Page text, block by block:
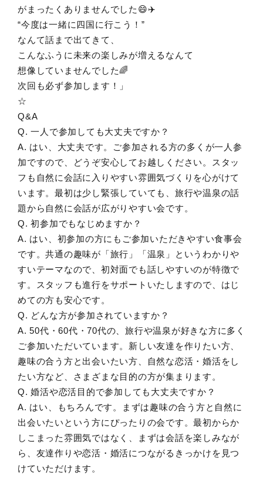
がまったくありませんでした😄✈️
“今度は一緒に四国に行こう！”
なんて話まで出てきて、
こんなふうに未来の楽しみが増えるなんて
想像していませんでした🌈
次回も必ず参加します！」
☆
Q&A
Q. 一人で参加しても大丈夫ですか？
A. はい、大丈夫です。ご参加される方の多くが一人参
加ですので、どうぞ安心してお越しください。スタッ
フも自然に会話に入りやすい雰囲気づくりを心がけて
います。最初は少し緊張していても、旅行や温泉の話
題から自然に会話が広がりやすい会です。
Q. 初参加でもなじめますか？
A. はい、初参加の方にもご参加いただきやすい食事会
です。共通の趣味が「旅行」「温泉」というわかりや
すいテーマなので、初対面でも話しやすいのが特徴で
す。スタッフも進行をサポートいたしますので、はじ
めての方も安心です。
Q. どんな方が参加されていますか？
A. 50代・60代・70代の、旅行や温泉が好きな方に多く
ご参加いただいています。新しい友達を作りたい方、
趣味の合う方と出会いたい方、自然な恋活・婚活をし
たい方など、さまざまな目的の方が集まります。
Q. 婚活や恋活目的で参加しても大丈夫ですか？
A. はい、もちろんです。まずは趣味の合う方と自然に
出会いたいという方にぴったりの会です。最初からか
しこまった雰囲気ではなく、まずは会話を楽しみなが
ら、友達作りや恋活・婚活につながるきっかけを見つ
けていただけます。